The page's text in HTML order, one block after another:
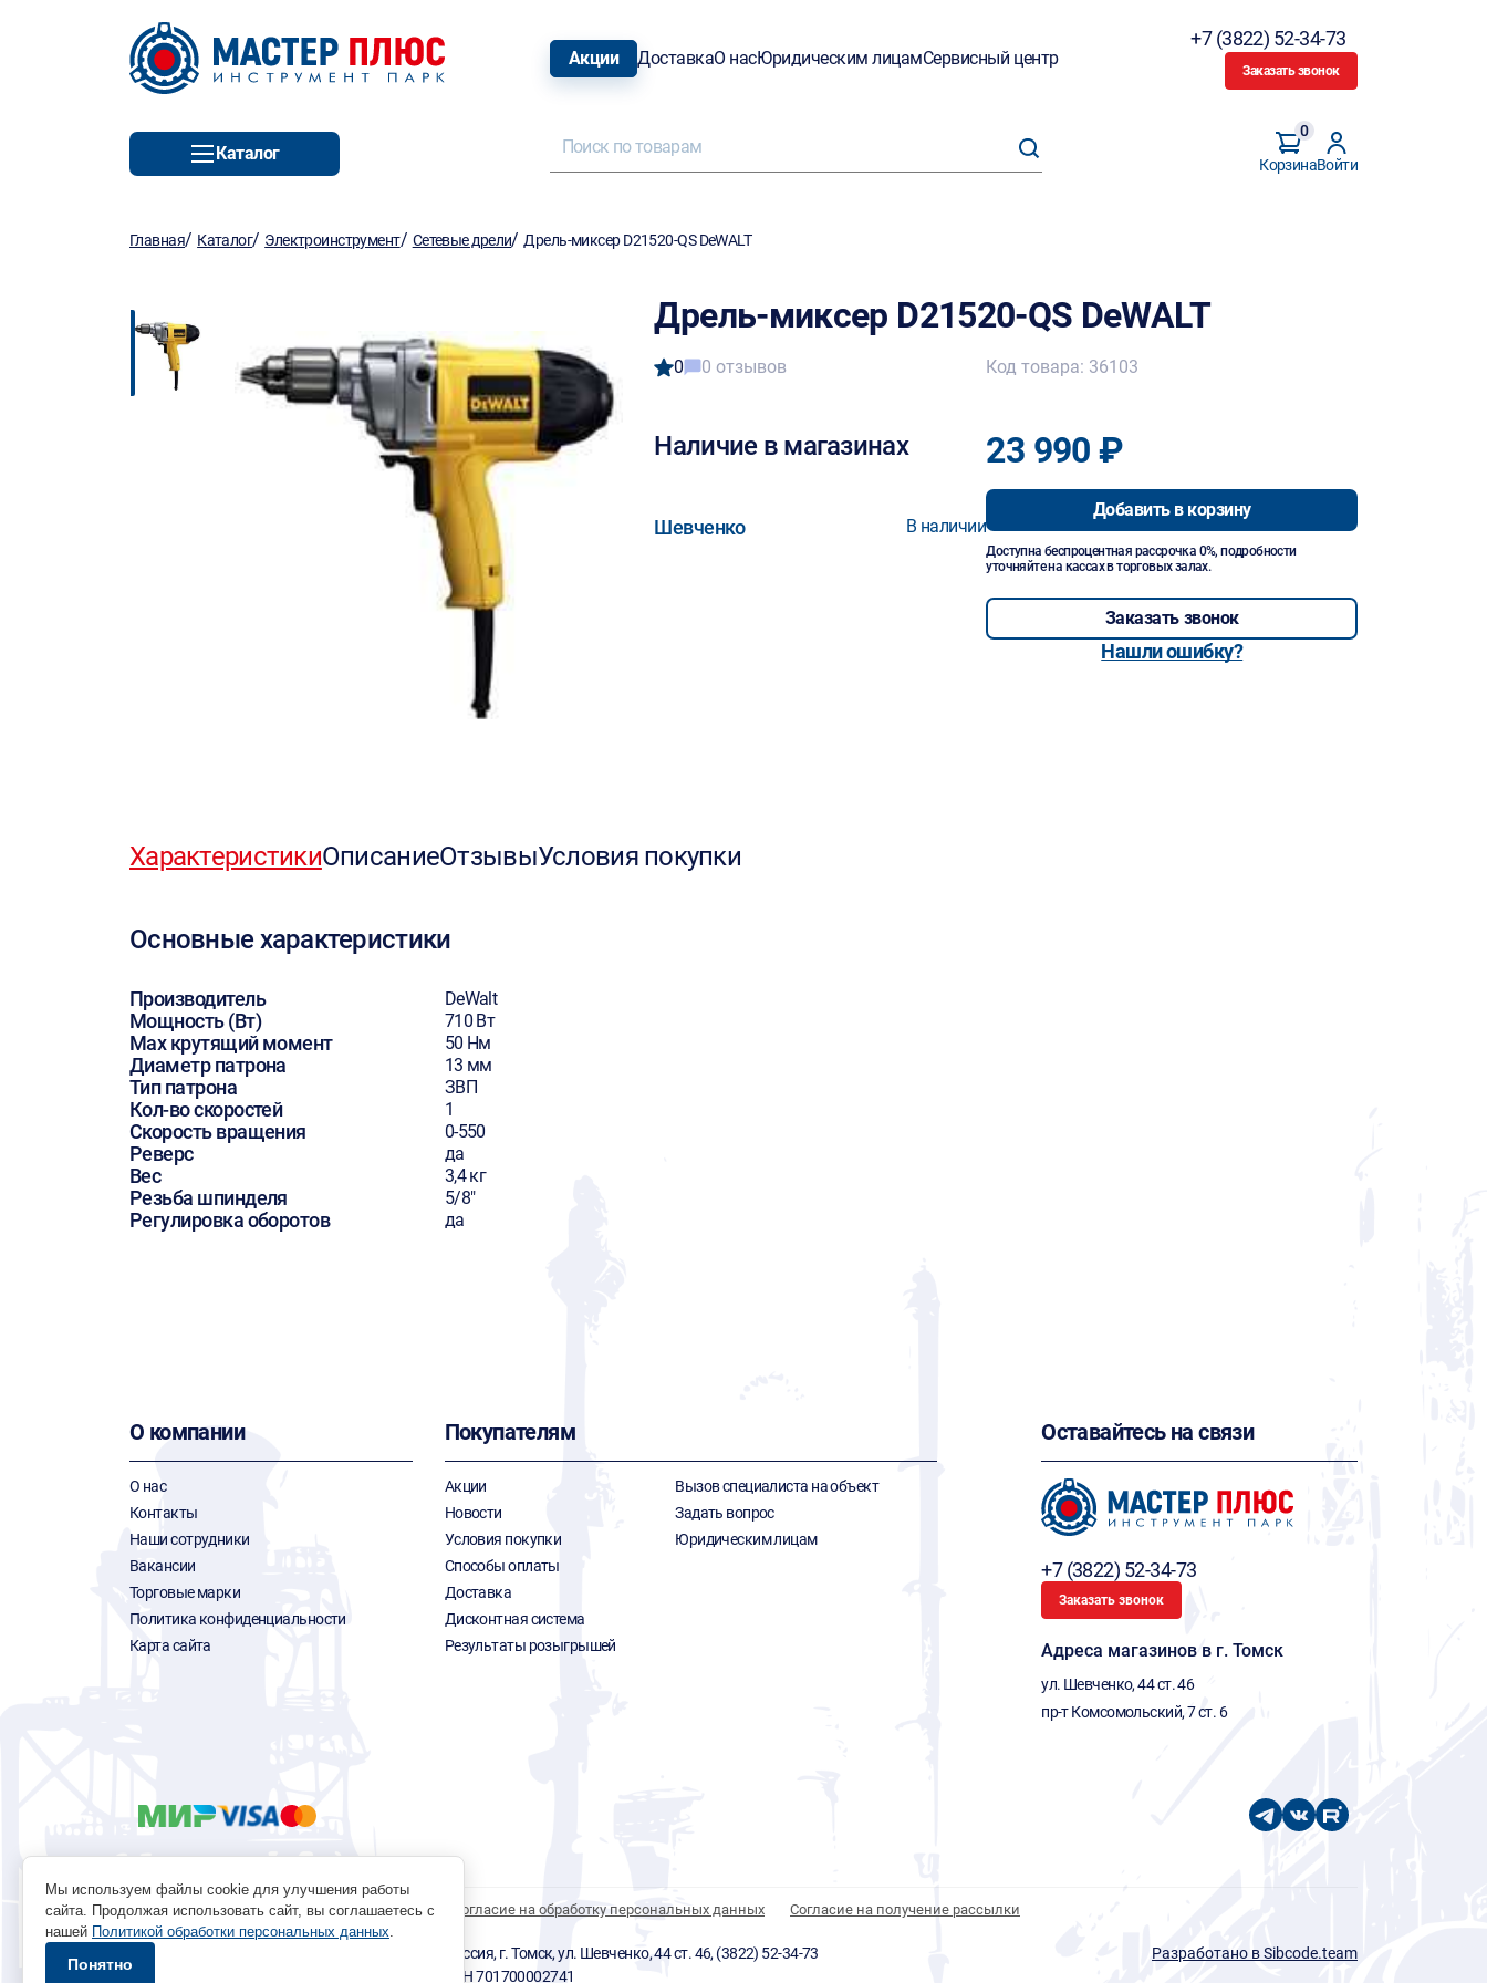
Акции ДоставкаО насЮридическим лицамСервисный центр
+7 (3822) 52-34-73
Заказать звонок
Каталог
Корзина
0
Войти
Главная/ Каталог/ Электроинструмент/ Сетевые дрели/Дрель-миксер D21520-QS DeWALT
Дрель-миксер D21520-QS DeWALT
0 0 отзывов
Наличие в магазинах
Шевченко В наличии
Код товара: 36103
23 990 ₽
Добавить в корзину
Доступна беспроцентная рассрочка 0%, подробности
уточняйте на кассах в торговых залах.
Заказать звонок
Нашли ошибку?
ХарактеристикиОписаниеОтзывыУсловия покупки
Основные характеристики
Производитель DeWalt
Мощность (Вт) 710 Вт
Max крутящий момент 50 Нм
Диаметр патрона 13 мм
Тип патрона ЗВП
Кол-во скоростей 1
Скорость вращения 0-550
Реверс да
Вес 3,4 кг
Резьба шпинделя 5/8"
Регулировка оборотов да
О компании
О нас
Контакты
Наши сотрудники
Вакансии
Торговые марки
Политика конфиденциальности
Карта сайта
Покупателям
Акции
Новости
Условия покупки
Способы оплаты
Доставка
Дисконтная система
Результаты розыгрышей
Вызов специалиста на объект
Задать вопрос
Юридическим лицам
Оставайтесь на связи
+7 (3822) 52-34-73
Заказать звонок
Адреса магазинов в г. Томск
ул. Шевченко, 44 ст. 46
пр-т Комсомольский, 7 ст. 6
Политика обработки персональных данных Согласие на обработку персональных данных Согласие на получение рассылки
© 1996 - 2026 инструмент парк «Мастер Плюс» Россия, г. Томск, ул. Шевченко, 44 ст. 46, (3822) 52-34-73
okp@masterplus.tomsk.ru ИП Брусницын Д.Н. ИНН 701700002741
Разработано в Sibcode.team
Мы используем файлы cookie для улучшения работы
сайта. Продолжая использовать сайт, вы соглашаетесь с
нашей Политикой обработки персональных данных.
Понятно